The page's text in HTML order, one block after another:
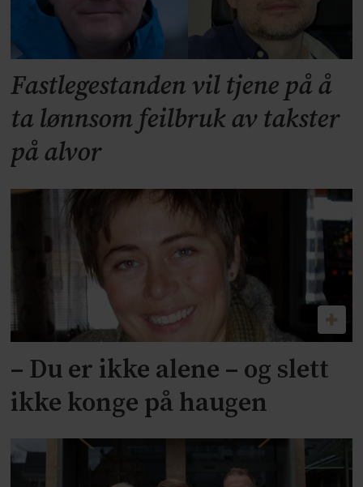
Fastlegestanden vil tjene på å
ta lønnsom feilbruk av takster
på alvor
– Du er ikke alene – og slett
ikke konge på haugen